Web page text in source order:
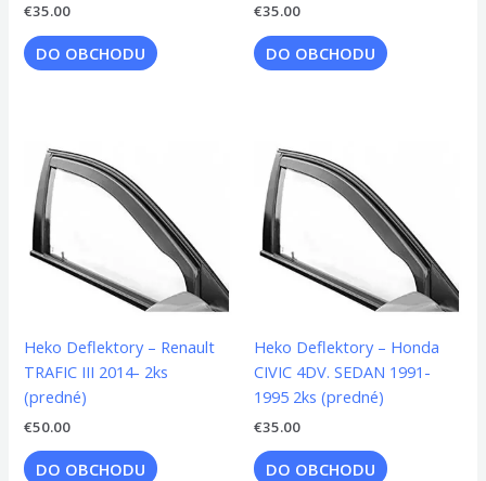
€35.00
DO OBCHODU
€35.00
DO OBCHODU
Heko Deflektory – Renault
TRAFIC III 2014- 2ks
(predné)
€50.00
DO OBCHODU
Heko Deflektory – Honda
CIVIC 4DV. SEDAN 1991-
1995 2ks (predné)
€35.00
DO OBCHODU